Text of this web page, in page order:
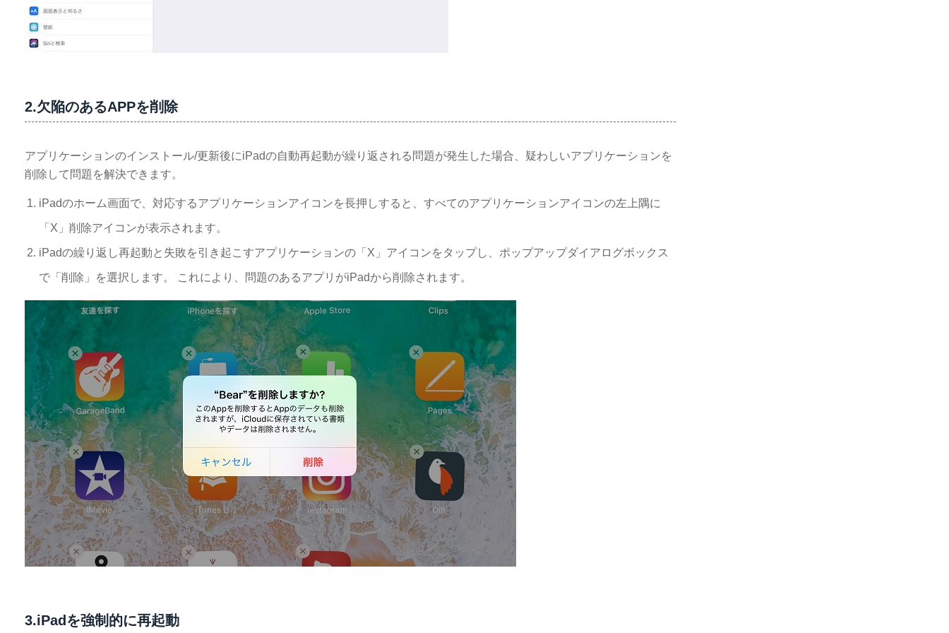
2.欠陥のあるAPPを削除
アプリケーションのインストール/更新後にiPadの自動再起動が繰り返される問題が発生した場合、疑わしいアプリケーションを
削除して問題を解決できます。
iPadのホーム画面で、対応するアプリケーションアイコンを長押しすると、すべてのアプリケーションアイコンの左上隅に
「X」削除アイコンが表示されます。
iPadの繰り返し再起動と失敗を引き起こすアプリケーションの「X」アイコンをタップし、ポップアップダイアログボックス
で「削除」を選択します。 これにより、問題のあるアプリがiPadから削除されます。
3.iPadを強制的に再起動